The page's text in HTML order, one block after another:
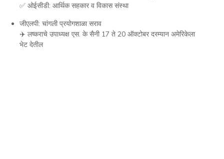
✅ ओईसीडी: आर्थिक सहकार व विकास संस्था
जीएलपी: चांगली प्रयोगशाळा सराव
✈️ लष्कराचे उपाध्यक्ष एस. के सैनी 17 ते 20 ऑक्टोबर दरम्यान अमेरिकेला
भेट देतील